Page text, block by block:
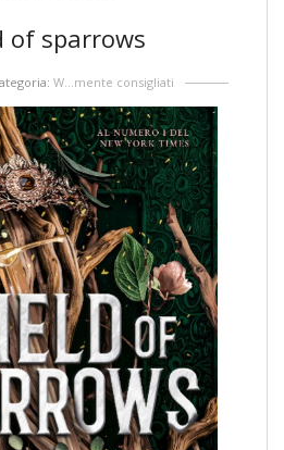
of sparrows
W...mente consigliati